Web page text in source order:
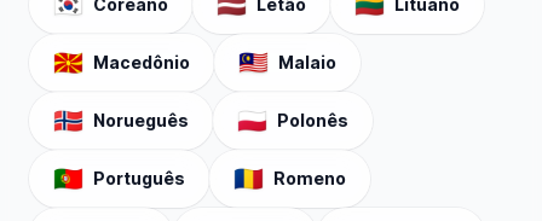
Coreano Letão Lituano
🇲🇰 Macedônio 🇲🇾 Malaio
🇳🇴 Norueguês 🇵🇱 Polonês
🇵🇹 Português 🇷🇴 Romeno